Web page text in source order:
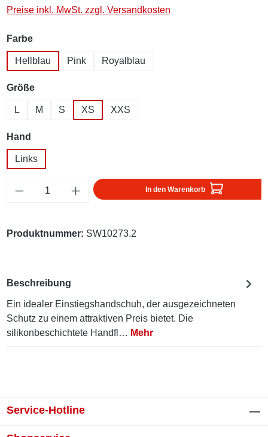
Preise inkl. MwSt. zzgl. Versandkosten
Farbeauswählen
Hellblau Pink Royalblau
Größeauswählen
L M S XS XXS
Hand
Links
Produkt Anzahl: Gib den gewünschten
In den Warenkorb
Produktnummer: SW10273.2
Beschreibung
Ein idealer Einstiegshandschuh, der ausgezeichneten
Schutz zu einem attraktiven Preis bietet. Die
silikonbeschichtete Handfl… Mehr
Service-Hotline